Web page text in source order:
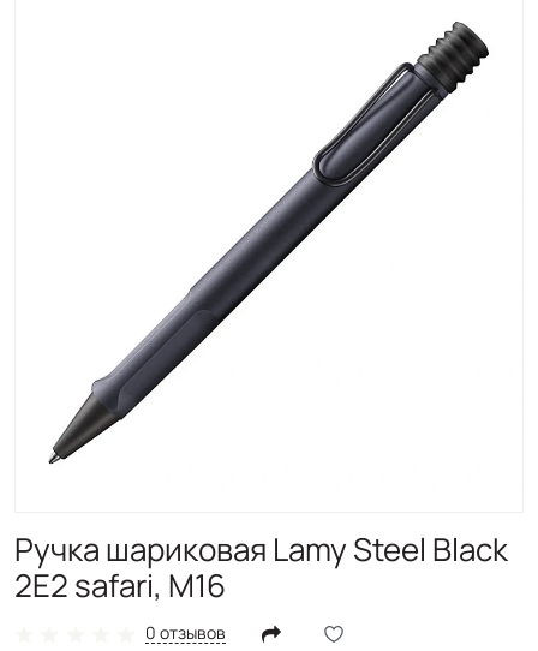
Ручка шариковая Lamy Steel Black
2E2 safari, M16
0 отзывов